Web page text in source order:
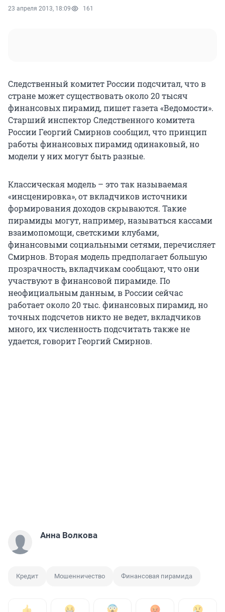
23 апреля 2013, 18:09 161
Следственный комитет России подсчитал, что в
стране может существовать около 20 тысяч
финансовых пирамид, пишет газета «Ведомости».
Старший инспектор Следственного комитета
России Георгий Смирнов сообщил, что принцип
работы финансовых пирамид одинаковый, но
модели у них могут быть разные.
Классическая модель – это так называемая
«инсценировка», от вкладчиков источники
формирования доходов скрываются. Такие
пирамиды могут, например, называться кассами
взаимопомощи, светскими клубами,
финансовыми социальными сетями, перечисляет
Смирнов. Вторая модель предполагает большую
прозрачность, вкладчикам сообщают, что они
участвуют в финансовой пирамиде. По
неофициальным данным, в России сейчас
работает около 20 тыс. финансовых пирамид, но
точных подсчетов никто не ведет, вкладчиков
много, их численность подсчитать также не
удается, говорит Георгий Смирнов.
Анна Волкова
Кредит Мошенничество Финансовая пирамида